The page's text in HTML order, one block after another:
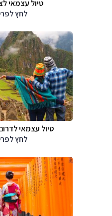
טיול עצמאי
לחץ
טיול עצמאי
לחץ